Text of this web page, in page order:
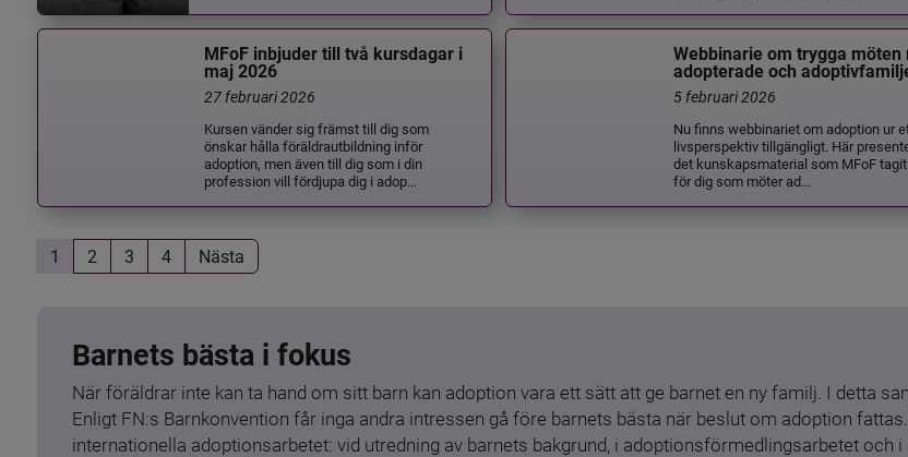
MFoF inbjuder till två kursdagar i
maj 2026
27 februari 2026
Kursen vänder sig främst till dig som
önskar hålla föräldrautbildning inför
adoption, men även till dig som i din
profession vill fördjupa dig i adop...
Webbinarie om trygga möten
adopterade och
5 februari 2026
Nu finns webbinariet om adoption ur
livsperspektiv tillgängligt. Här
det kunskapsmaterial som MFoF
för dig som möter ad...
1 2 3 4 Nästa
Barnets bästa i fokus
När föräldrar inte kan ta hand om sitt barn kan adoption vara ett sätt att ge barnet en ny familj. I detta
Enligt FN:s Barnkonvention får inga andra intressen gå före barnets bästa när beslut om adoption
internationella adoptionsarbetet: vid utredning av barnets bakgrund, i adoptionsförmedlingsarbetet